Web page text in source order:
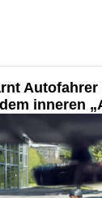
Autofahrer
inneren